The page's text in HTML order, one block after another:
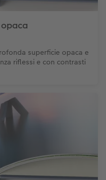
superficie opaca e
riflessi e con contrasti